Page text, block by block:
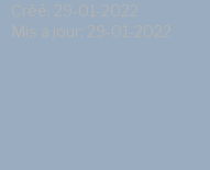
Créé: 29-01-2022
Mis à jour: 29-01-2022